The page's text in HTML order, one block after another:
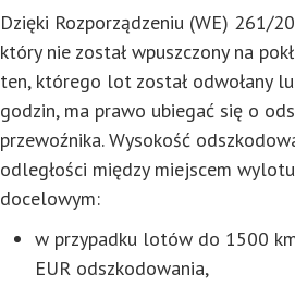
Dzięki Rozporządzeniu (WE) 261/
który nie został wpuszczony na
ten, którego lot został odwołany
godzin, ma prawo ubiegać się o
przewoźnika. Wysokość
odległości między miejscem
docelowym:
w przypadku lotów do 1500
EUR odszkodowania,